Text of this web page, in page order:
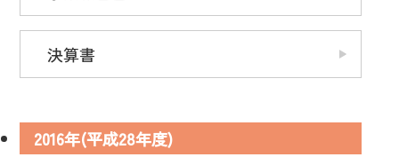
決算書
2016年(平成28年度)